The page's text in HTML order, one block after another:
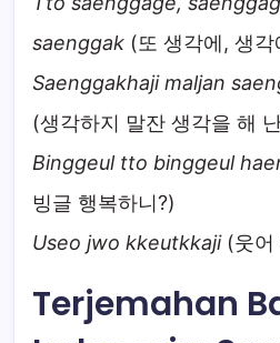
saenggak (또 생각에, 생
Saenggakhaji maljan
(생각하지 말잔 생각을 해
Binggeul tto binggeul
빙글 행복하니?)
Useo jwo kkeutkkaji(웃어
Terjemahan